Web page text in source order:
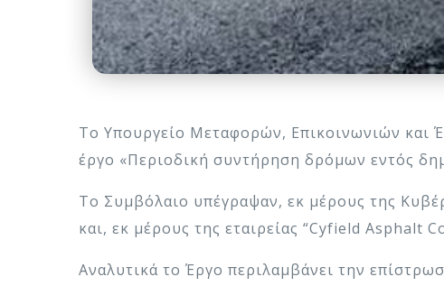
Το Υπουργείο Μεταφορών, Επικοινωνιών
έργο «Περιοδική συντήρηση δρόμων εντός
Το Συμβόλαιο υπέγραψαν, εκ μέρους της
και, εκ μέρους της εταιρείας “Cyfield
Αναλυτικά το Έργο περιλαμβάνει την